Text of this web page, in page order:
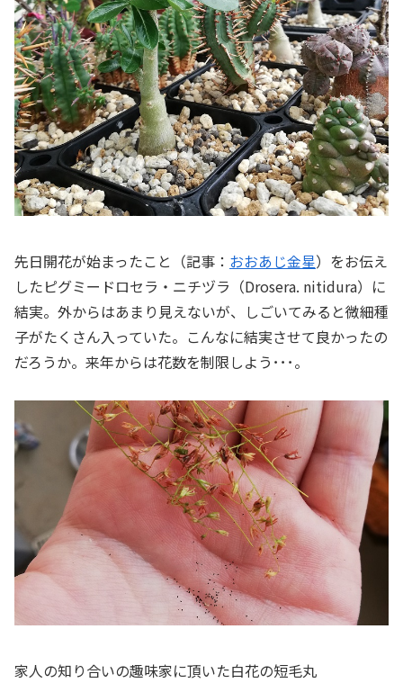
先日開花が始まったこと（記事： おおあじ金星）をお伝え
したピグミードロセラ・ニチヅラ（Drosera. nitidura）に
結実。外からはあまり見えないが、しごいてみると微細種
子がたくさん入っていた。こんなに結実させて良かったの
だろうか。来年からは花数を制限しよう･･･。
家人の知り合いの趣味家に頂いた白花の短毛丸